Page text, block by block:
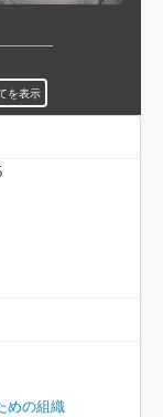
00
01 - 1985-05-31
00-00
00
を表示
めの組織